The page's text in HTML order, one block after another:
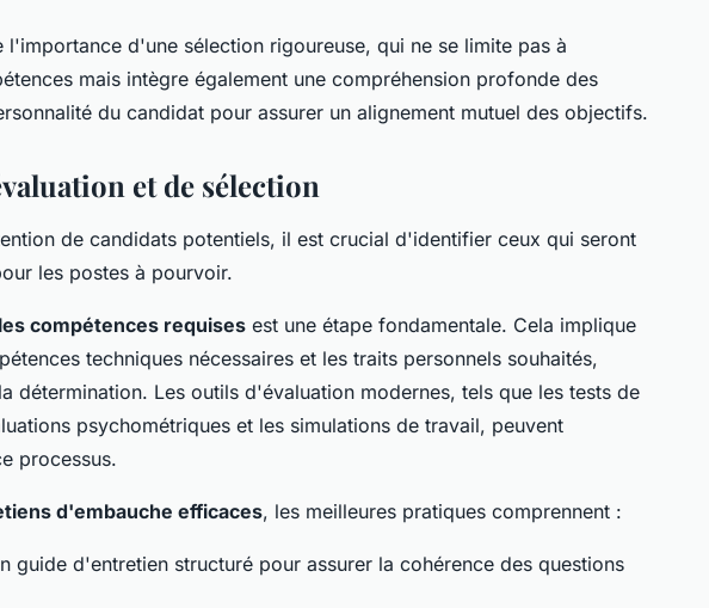
l'importance d'une sélection rigoureuse, qui ne se limite pas à
mais intègre également une compréhension profonde des
du candidat pour assurer un alignement mutuel des objectifs.
et de sélection
de candidats potentiels, il est crucial d'identifier ceux qui seront
les postes à pourvoir.
compétences requises est une étape fondamentale. Cela implique
techniques nécessaires et les traits personnels souhaités,
détermination. Les outils d'évaluation modernes, tels que les tests de
psychométriques et les simulations de travail, peuvent
processus.
d'embauche efficaces, les meilleures pratiques comprennent :
guide d'entretien structuré pour assurer la cohérence des questions